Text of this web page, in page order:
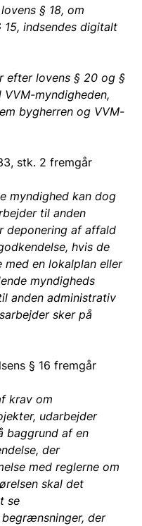
§ 18, om
indsendes digitalt
efter lovens § 20 og §
myndigheden,
bygherren og VVM-
stk. 2 fremgår
myndighed kan dog
til anden
deponering af affald
hvis de
en lokalplan eller
myndigheds
anden administrativ
sker på
§ 16 fremgår
krav om
udarbejder
baggrund af en
der
med reglerne om
skal det
se
der